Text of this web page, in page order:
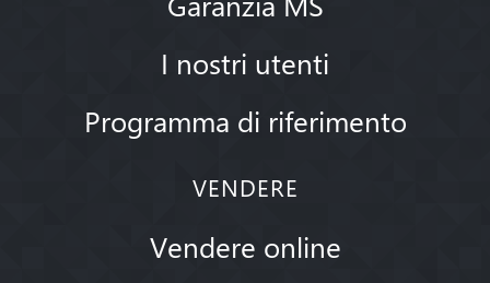
I nostri utenti
Programma di riferimento
VENDERE
Vendere online